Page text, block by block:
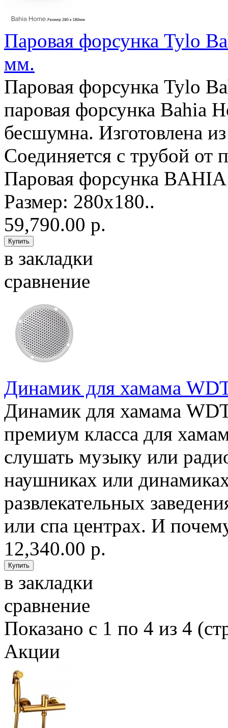
Паровая форсунка Tylo
мм.
Паровая форсунка Tylo
паровая форсунка Bahia
бесшумна. Изготовлена
Соединяется с трубой от
Паровая форсунка
Размер: 280x180..
59,790.00 р.
в закладки
сравнение
Динамик для хамама
Динамик для хамама
премиум класса для
слушать музыку или
наушниках или
развлекательных
или спа центрах. И
12,340.00 р.
в закладки
сравнение
Показано с 1 по 4 из 4
Акции